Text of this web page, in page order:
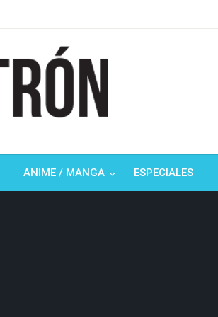
ANIME / MANGA ESPECIALES